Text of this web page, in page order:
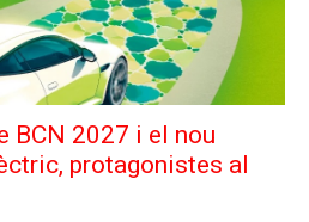
BCN 2027 i el nou
protagonistes al